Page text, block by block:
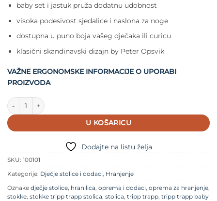
baby set i jastuk pruža dodatnu udobnost
visoka podesivost sjedalice i naslona za noge
dostupna u puno boja vašeg dječaka ili curicu
klasični skandinavski dizajn by Peter Opsvik
VAŽNE ERGONOMSKE INFORMACIJE O UPORABI
PROIZVODA
Stokke Tripp Trapp Stolica Natural količina
U KOŠARICU
Dodajte na listu želja
SKU: 100101
Kategorije: Dječje stolice i dodaci, Hranjenje
Oznake dječje stolice, hranilica, oprema i dodaci, oprema za hranjenje,
stokke, stokke tripp trapp stolica, stolica, tripp trapp, tripp trapp baby